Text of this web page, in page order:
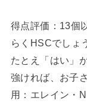
得点評価：13個
らくHSCでしょ
たとえ「はい」
強ければ、お子
用：エレイン・